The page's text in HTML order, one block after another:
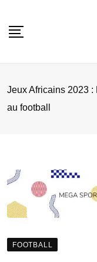
Jeux Africains 2023 :
au football
FOOTBALL